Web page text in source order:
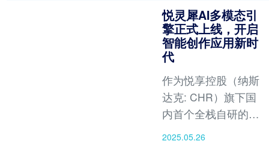
悦灵犀AI多模态引
擎正式上线，开启
智能创作应用新时
代
作为悦享控股（纳斯
达克: CHR）旗下国
内首个全栈自研的悦
灵犀AI多模态创作应
2025.05.26